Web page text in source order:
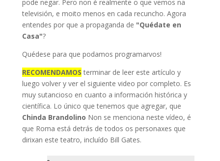
pode negar. Pero non é realmente o que vemos na
televisión, e moito menos en cada recuncho. Agora
entendes por que a propaganda de "Quédate en
Casa"?
Quédese para que podamos programarvos!
RECOMENDAMOS terminar de leer este artículo y
luego volver y ver el siguiente video por completo. Es
muy sutancioso en cuanto a información histórica y
científica. Lo único que tenemos que agregar, que
Chinda Brandolino Non se menciona neste vídeo, é
que Roma está detrás de todos os personaxes que
dirixan este teatro, incluído Bill Gates.